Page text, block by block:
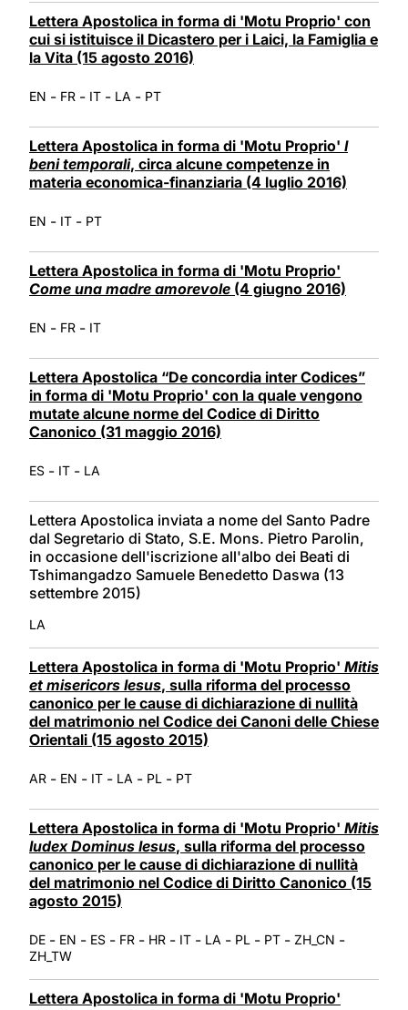
Lettera Apostolica in forma di 'Motu Proprio' con
cui si istituisce il Dicastero per i Laici, la Famiglia e
la Vita (15 agosto 2016)
EN - FR - IT - LA - PT
Lettera Apostolica in forma di 'Motu Proprio' I
beni temporali, circa alcune competenze in
materia economica-finanziaria (4 luglio 2016)
EN - IT - PT
Lettera Apostolica in forma di 'Motu Proprio'
Come una madre amorevole (4 giugno 2016)
EN - FR - IT
Lettera Apostolica “De concordia inter Codices”
in forma di 'Motu Proprio' con la quale vengono
mutate alcune norme del Codice di Diritto
Canonico (31 maggio 2016)
ES - IT - LA
Lettera Apostolica inviata a nome del Santo Padre
dal Segretario di Stato, S.E. Mons. Pietro Parolin,
in occasione dell'iscrizione all'albo dei Beati di
Tshimangadzo Samuele Benedetto Daswa (13
settembre 2015)
LA
Lettera Apostolica in forma di 'Motu Proprio' Mitis
et misericors Iesus, sulla riforma del processo
canonico per le cause di dichiarazione di nullità
del matrimonio nel Codice dei Canoni delle Chiese
Orientali (15 agosto 2015)
AR - EN - IT - LA - PL - PT
Lettera Apostolica in forma di 'Motu Proprio' Mitis
Iudex Dominus Iesus, sulla riforma del processo
canonico per le cause di dichiarazione di nullità
del matrimonio nel Codice di Diritto Canonico (15
agosto 2015)
DE - EN - ES - FR - HR - IT - LA - PL - PT - ZH_CN -
ZH_TW
Lettera Apostolica in forma di 'Motu Proprio'